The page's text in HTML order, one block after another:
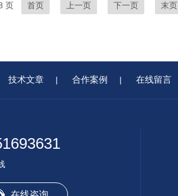
页 首页 上一页 下一页 末页
技术文章 | 合作案例 | 在线留言